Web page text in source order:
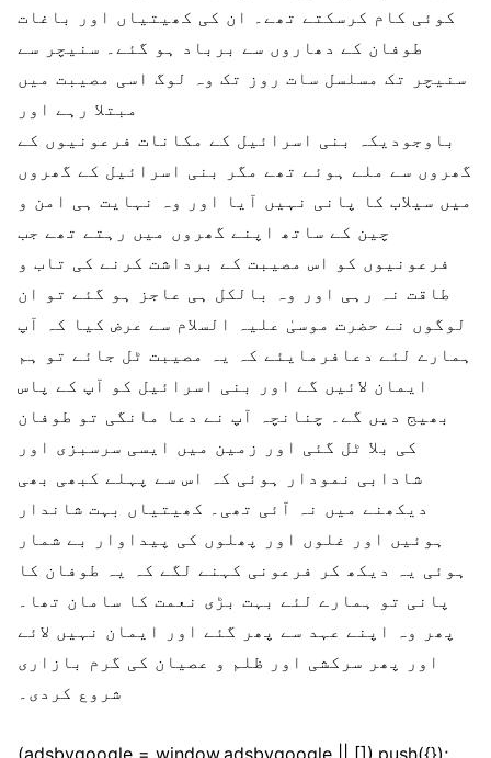
کوئی کام کرسکتے تھے۔ ان کی کھیتیاں اور باغات
طوفان کے دھاروں سے برباد ہو گئے۔ سنیچر سے
سنیچر تک مسلسل سات روز تک وہ لوگ اسی مصیبت میں
مبتلا رہے اور
باوجودیکہ بنی اسرائیل کے مکانات فرعونیوں کے
گھروں سے ملے ہوئے تھے مگر بنی اسرائیل کے گھروں
میں سیلاب کا پانی نہیں آیا اور وہ نہایت ہی امن و
چین کے ساتھ اپنے گھروں میں رہتے تھے جب
فرعونیوں کو اس مصیبت کے برداشت کرنے کی تاب و
طاقت نہ رہی اور وہ بالکل ہی عاجز ہو گئے تو ان
لوگوں نے حضرت موسیٰ علیہ السلام سے عرض کیا کہ آپ
ہمارے لئے دعافرمایئے کہ یہ مصیبت ٹل جائے تو ہم
ایمان لائیں گے اور بنی اسرائیل کو آپ کے پاس
بھیج دیں گے۔ چنانچہ آپ نے دعا مانگی تو طوفان
کی بلا ٹل گئی اور زمین میں ایسی سرسبزی اور
شادابی نمودار ہوئی کہ اس سے پہلے کبھی بھی
دیکھنے میں نہ آئی تھی۔ کھیتیاں بہت شاندار
ہوئیں اور غلوں اور پھلوں کی پیداوار بے شمار
ہوئی یہ دیکھ کر فرعونی کہنے لگے کہ یہ طوفان کا
پانی تو ہمارے لئے بہت بڑی نعمت کا سامان تھا۔
پھر وہ اپنے عہد سے پھر گئے اور ایمان نہیں لائے
اور پھر سرکشی اور ظلم و عصیان کی گرم بازاری
شروع کردی۔